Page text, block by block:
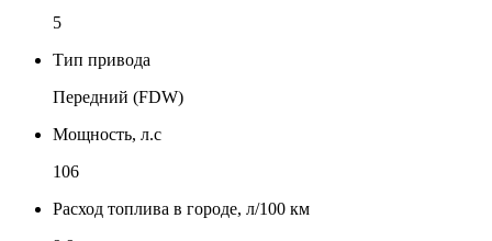
5
Тип привода
Передний (FDW)
Мощность, л.с
106
Расход топлива в городе, л/100 км